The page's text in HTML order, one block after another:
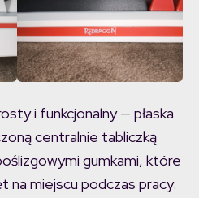
i funkcjonalny — płaska
centralnie tabliczką
gumkami, które
na miejscu podczas pracy.